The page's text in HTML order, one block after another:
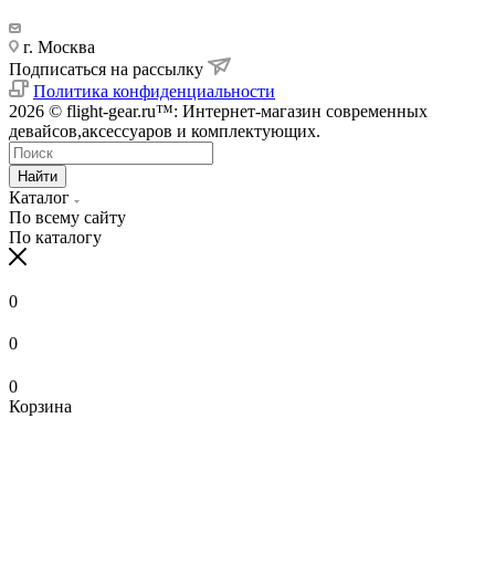
г. Москва
Подписаться на рассылку
Политика конфиденциальности
2026 © flight-gear.ru™: Интернет-магазин современных
девайсов,аксессуаров и комплектующих.
Найти
Каталог
По всему сайту
По каталогу
0
0
0
Корзина